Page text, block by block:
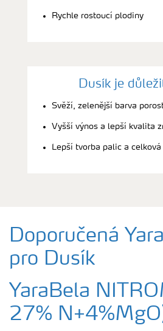
Rychle rostoucí plodiny
Dusík je
Svěží, zelenější barva
Vyšší výnos a lepší kvalita
Lepší tvorba palic a celková
Doporučená
pro Dusík
YaraBela
27%